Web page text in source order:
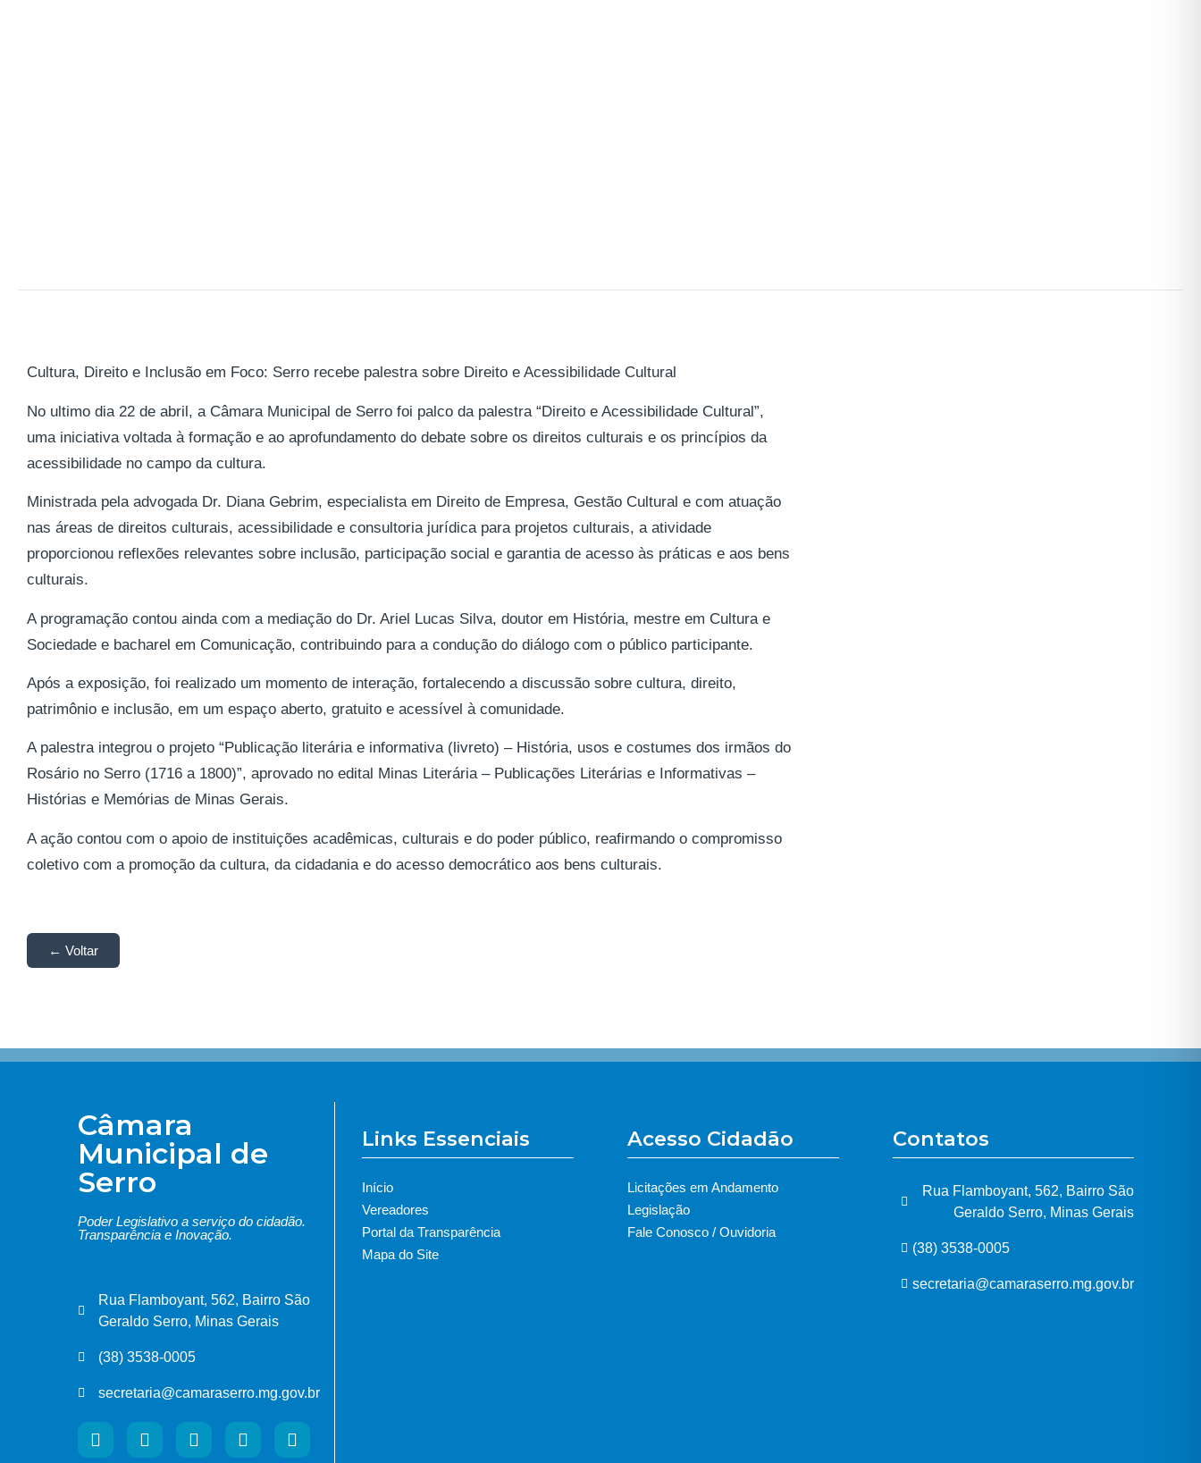
Cultura, Direito e Inclusão em Foco: Serro recebe palestra sobre Direito e Acessibilidade Cultural
No ultimo dia 22 de abril, a Câmara Municipal de Serro foi palco da palestra “Direito e Acessibilidade Cultural”,
uma iniciativa voltada à formação e ao aprofundamento do debate sobre os direitos culturais e os princípios da
acessibilidade no campo da cultura.
Ministrada pela advogada Dr. Diana Gebrim, especialista em Direito de Empresa, Gestão Cultural e com atuação
nas áreas de direitos culturais, acessibilidade e consultoria jurídica para projetos culturais, a atividade
proporcionou reflexões relevantes sobre inclusão, participação social e garantia de acesso às práticas e aos bens
culturais.
A programação contou ainda com a mediação do Dr. Ariel Lucas Silva, doutor em História, mestre em Cultura e
Sociedade e bacharel em Comunicação, contribuindo para a condução do diálogo com o público participante.
Após a exposição, foi realizado um momento de interação, fortalecendo a discussão sobre cultura, direito,
patrimônio e inclusão, em um espaço aberto, gratuito e acessível à comunidade.
A palestra integrou o projeto “Publicação literária e informativa (livreto) – História, usos e costumes dos irmãos do
Rosário no Serro (1716 a 1800)”, aprovado no edital Minas Literária – Publicações Literárias e Informativas –
Histórias e Memórias de Minas Gerais.
A ação contou com o apoio de instituições acadêmicas, culturais e do poder público, reafirmando o compromisso
coletivo com a promoção da cultura, da cidadania e do acesso democrático aos bens culturais.
← Voltar
Câmara
Municipal de
Serro
Poder Legislativo a serviço do cidadão.
Transparência e Inovação.
Rua Flamboyant, 562, Bairro São
Geraldo Serro, Minas Gerais
(38) 3538-0005
secretaria@camaraserro.mg.gov.br
Links Essenciais
Início
Vereadores
Portal da Transparência
Mapa do Site
Acesso Cidadão
Licitações em Andamento
Legislação
Fale Conosco / Ouvidoria
Contatos
Rua Flamboyant, 562, Bairro São
Geraldo Serro, Minas Gerais
(38) 3538-0005
secretaria@camaraserro.mg.gov.br